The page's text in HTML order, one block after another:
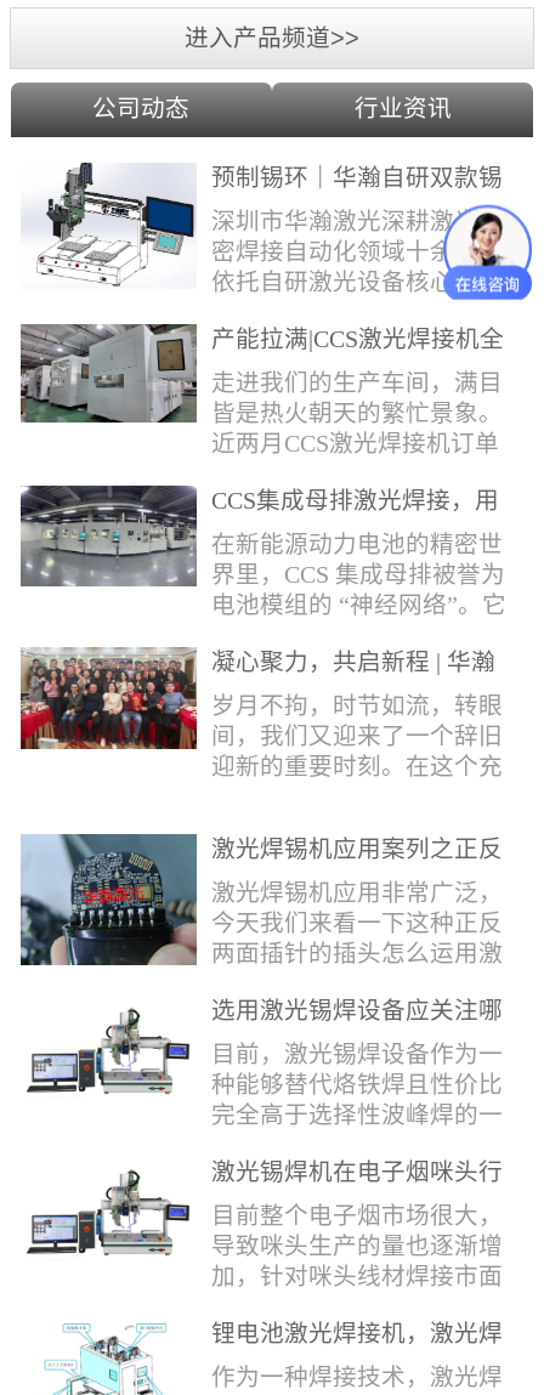
动生产线（横向线）
（型号HA18DM6)
进入产品频道>>
公司动态 行业资讯
预制锡环｜华瀚自研双款锡
环机，实现焊点标准化量产
深圳市华瀚激光深耕激光精
密焊接自动化领域十余年，
依托自研激光设备核心技
环挤压成型机、多功能锡环
卷绕成型机，两套专业锡环
制备设备，预制标准化锡环
搭配激光定点熔锡工艺，从
方位解决精密电子量产焊接
痛点。预制锡环焊接工艺预
制锡环焊接工艺，核心优势
明显：1.锡料定量可控：锡
环设备提前卷绕/挤压成型，
每一枚锡环锡含量标准化，
激光一次性熔融，焊点大
小、锡厚高度统一...
产能拉满|CCS激光焊接机全
力量产冲刺
走进我们的生产车间，满目
皆是热火朝天的繁忙景象。
近两月CCS激光焊接机订单
和，全员火力全开，全力奔
赴交付节点，用硬核产能响
应市场需求，用严苛品质回
馈每一份客户信任。市场认
的技术、高效智能的生产优
势与零缺陷的品控标准，我
们的CCS激光焊接机持续斩
获大量订单，近两月产能全
开、排期紧凑，生产线有序
整机调试、性能检测到成品
CCS集成母排激光焊接，用
微米级工艺守护新能源电池
生命线
在新能源动力电池的精密世
界里，CCS 集成母排被誉为
电池模组的 “神经网络”。它
电，更承载着电压、温度信
号的实时采集，是连接电芯
与BMS电池管理系统的关键
桥梁。而连接这一切的，正
领域十余载，没有华丽的措
辞，只有最朴实的工艺呈
现，为客户解决实实在在的
落地生产难题。决定电池安
全的“微米关卡”随着新能源
汽车与储能市场爆发式增
凝心聚力，共启新程 | 华瀚
激光年度盛典
岁月不拘，时节如流，转眼
间，我们又迎来了一个辞旧
迎新的重要时刻。在这个充
堂，共同回顾了过去一年的
奋斗与辉煌，分享了成功的
喜悦，并对新的一年充满了
无限憧憬。回望过去，铭记
经理尹建中先生发表了振奋
人心的讲话。他首先对全体
员工在过去一年中的辛勤付
出和卓越贡献表示了最衷心
的感谢，并全面回顾了公司
在过去一年里取得的各项成
激光焊锡机应用案列之正反
两面插针焊接
激光焊锡机应用非常广泛，
今天我们来看一下这种正反
两面插针的插头怎么运用激
反两面都有插针的插头，其
焊接的方式还是有一定的难
点的，第一回流焊和自动烙
铁焊都不合适，因为对面一
会烫伤，在加上有干涉，烙
铁头不方便下去，目前在大
多数情况只能采用人工焊
接，目前人工成本贵，流动
性大，焊接的品质也难保
证。 但采用激光...
选用激光锡焊设备应关注哪
些方面
目前，激光锡焊设备作为一
种能够替代烙铁焊且性价比
完全高于选择性波峰焊的一
来越多的企业关注与使用，
那么在选择激光锡焊设备方
面应该关注哪几点哪？
其一，激光锡焊接设备上
动力核心部件，激光器肯定
是锡焊接设备最至关重要的
一环。目前作为激光锡焊接
激光锡焊机在电子烟咪头行
业的应用
目前整个电子烟市场很大，
导致咪头生产的量也逐渐增
加，针对咪头线材焊接市面
统烙铁焊接，优势价格便
宜，咪头焊接自动化生产线
锂电池激光焊接机，激光焊
锡机厂家如何选？
作为一种焊接技术，激光焊